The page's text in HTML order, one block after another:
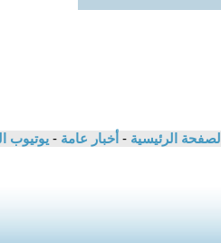
الصفحة الرئيسية - أخبار عامة - يوتيوب